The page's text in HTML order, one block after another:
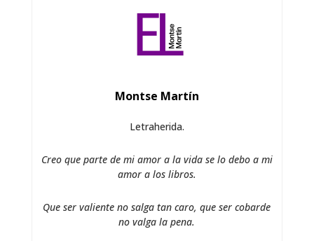
Montse Martín
Letraherida.
Creo que parte de mi amor a la vida se lo debo a mi
amor a los libros.
Que ser valiente no salga tan caro, que ser cobarde
no valga la pena.